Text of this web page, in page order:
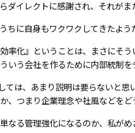
ダイレクトに感謝され、それが
ちに自身もワクワクしてきたよう
効率化』ということは、まさにそ
いう会社を作るために内部統制を
ては、あまり説明は要らないと
、つまり企業理念や社風などをど
単なる管理強化になるのか、私が